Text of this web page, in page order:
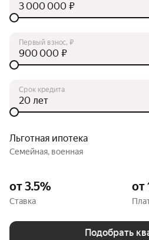
₽
Первый взнос, ₽
₽
Срок кредита
лет
Льготная ипотека
Семейная, военная
от 3.5%
Ставка
от
Подобрать